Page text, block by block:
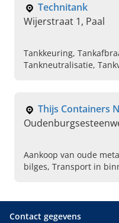
Technitank
Wijerstraat 1, Paal
Tankkeuring,
Tankneutralisatie,
Thijs Containers
Aankoop van oude
bilges, Transport in
Transport
verhuur
Contact gegevens